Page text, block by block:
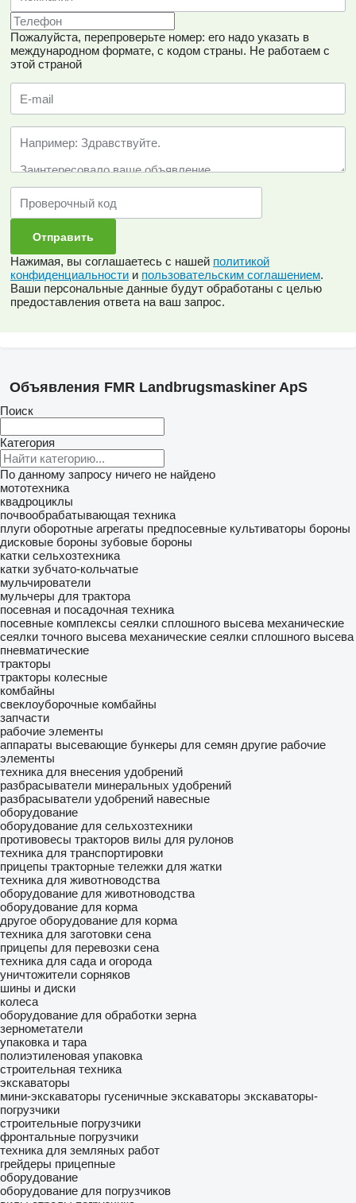
Пожалуйста, перепроверьте номер: его надо указать в
международном формате, с кодом страны. Не работаем с
этой страной
Нажимая, вы соглашаетесь с нашей политикой
конфиденциальности и пользовательским соглашением.
Ваши персональные данные будут обработаны с целью
предоставления ответа на ваш запрос.
Объявления FMR Landbrugsmaskiner ApS
Поиск
Категория
По данному запросу ничего не найдено
мототехника
квадроциклы
почвообрабатывающая техника
плуги оборотные агрегаты предпосевные культиваторы бороны
дисковые бороны зубовые бороны
катки сельхозтехника
катки зубчато-кольчатые
мульчирователи
мульчеры для трактора
посевная и посадочная техника
посевные комплексы сеялки сплошного высева механические
сеялки точного высева механические сеялки сплошного высева
пневматические
тракторы
тракторы колесные
комбайны
свеклоуборочные комбайны
запчасти
рабочие элементы
аппараты высевающие бункеры для семян другие рабочие
элементы
техника для внесения удобрений
разбрасыватели минеральных удобрений
разбрасыватели удобрений навесные
оборудование
оборудование для сельхозтехники
противовесы тракторов вилы для рулонов
техника для транспортировки
прицепы тракторные тележки для жатки
техника для животноводства
оборудование для животноводства
оборудование для корма
другое оборудование для корма
техника для заготовки сена
прицепы для перевозки сена
техника для сада и огорода
уничтожители сорняков
шины и диски
колеса
оборудование для обработки зерна
зернометатели
упаковка и тара
полиэтиленовая упаковка
строительная техника
экскаваторы
мини-экскаваторы гусеничные экскаваторы экскаваторы-
погрузчики
строительные погрузчики
фронтальные погрузчики
техника для земляных работ
грейдеры прицепные
оборудование
оборудование для погрузчиков